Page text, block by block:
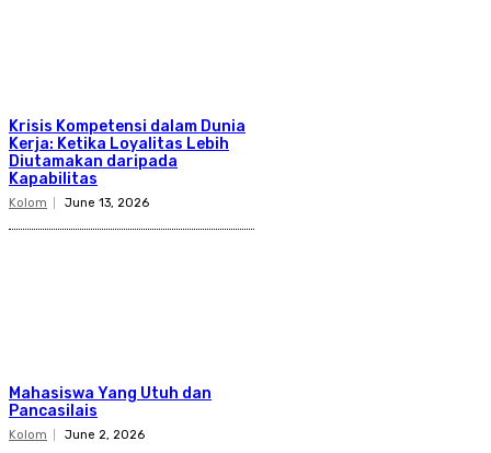
Krisis Kompetensi dalam Dunia
Kerja: Ketika Loyalitas Lebih
Diutamakan daripada
Kapabilitas
Kolom June 13, 2026
Mahasiswa Yang Utuh dan
Pancasilais
Kolom June 2, 2026